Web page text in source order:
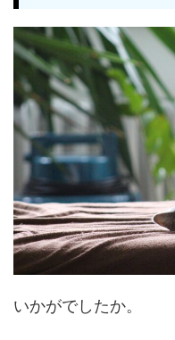
いかがでしたか。